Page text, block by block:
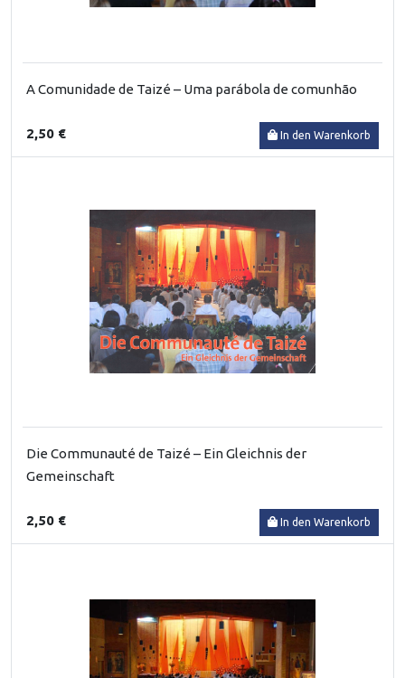
A Comunidade de Taizé – Uma parábola de comunhão
2,50 € In den Warenkorb
Die Communauté de Taizé – Ein Gleichnis der
Gemeinschaft
2,50 € In den Warenkorb